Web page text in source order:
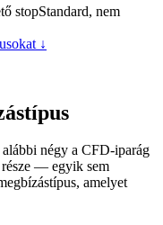
stopStandard, nem
↓
négy a CFD-iparág
része — egyik sem
amelyet